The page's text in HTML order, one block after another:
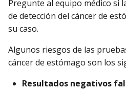
Pregunte al equipo médico si
de detección del cáncer de
su caso.
Algunos riesgos de las
cáncer de estómago son los
Resultados negativos